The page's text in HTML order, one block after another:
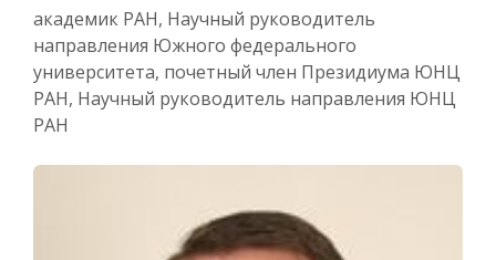
академик РАН, Научный руководитель
направления Южного федерального
университета, почетный член Президиума ЮНЦ
РАН, Научный руководитель направления ЮНЦ
РАН